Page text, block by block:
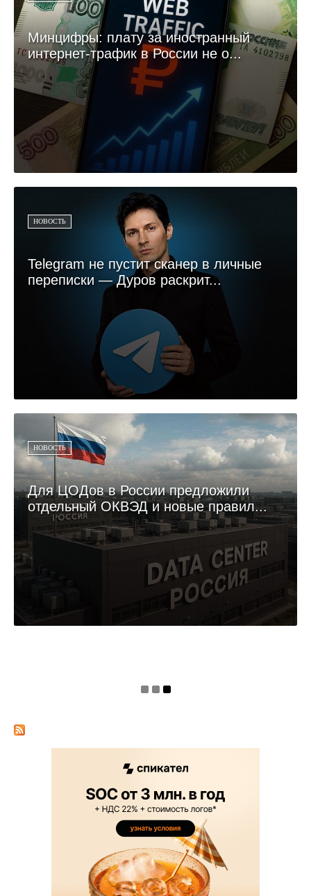
Минцифры: плату за иностранный
интернет-трафик в России не о...
НОВОСТЬ
Telegram не пустит сканер в личные
переписки — Дуров раскрит...
НОВОСТЬ
Для ЦОДов в России предложили
отдельный ОКВЭД и новые правил...